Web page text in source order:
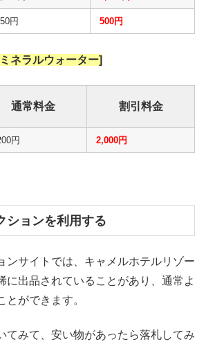
円 500円
ネラルウォーター]
通常料金 割引料金
円 2,000円
ョンを利用する
ンサイトでは、キャメルホテルリゾー
に出品されていることがあり、通常よ
とができます。
てみて、安い物があったら落札してみ